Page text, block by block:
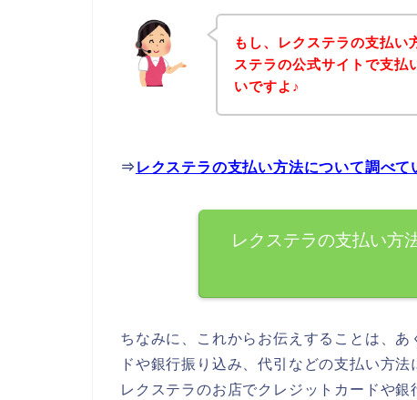
もし、レクステラの支払い
ステラの公式サイトで支払
いですよ♪
⇒ レクステラの支払い方法について調べて
レクステラの支払い方
ちなみに、これからお伝えすることは、
ドや銀行振り込み、代引などの支払い方
レクステラのお店でクレジットカードや